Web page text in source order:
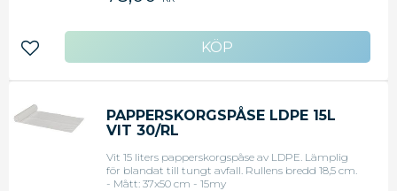
Lägg till i favoriter
PAPPERSKORGSPÅSE LDPE 15L
VIT 30/RL
Vit 15 liters papperskorgspåse av LDPE. Lämplig
för blandat till tungt avfall. Rullens bredd 18,5 cm.
- Mått: 37x50 cm - 15my